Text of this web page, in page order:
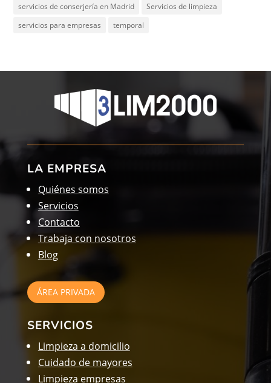
servicios de conserjería en Madrid
Servicios de limpieza
servicios para empresas
temporal
LA EMPRESA
Quiénes somos
Servicios
Contacto
Trabaja con nosotros
Blog
ÁREA PRIVADA
SERVICIOS
Limpieza a domicilio
Cuidado de mayores
Limpieza empresas